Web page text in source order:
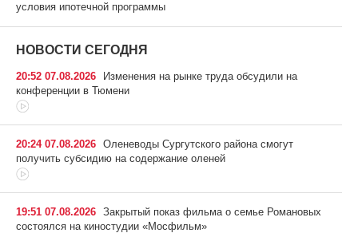
условия ипотечной программы
НОВОСТИ СЕГОДНЯ
20:52 07.08.2026
Изменения на рынке труда обсудили на
конференции в Тюмени
20:24 07.08.2026 Оленеводы Сургутского района смогут
получить субсидию на содержание оленей
19:51 07.08.2026 Закрытый показ фильма о семье Романовых
состоялся на киностудии «Мосфильм»